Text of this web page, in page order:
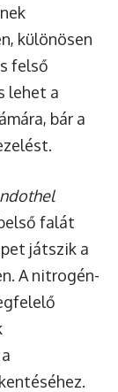
különösen
felső
lehet a
bár a
falát
játszik a
A nitrogén-